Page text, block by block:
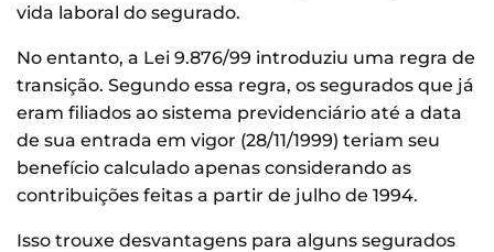
vida laboral do segurado.
No entanto, a Lei 9.876/99 introduziu uma regra de
transição. Segundo essa regra, os segurados que já
eram filiados ao sistema previdenciário até a data
de sua entrada em vigor (28/11/1999) teriam seu
benefício calculado apenas considerando as
contribuições feitas a partir de julho de 1994.
Isso trouxe desvantagens para alguns segurados